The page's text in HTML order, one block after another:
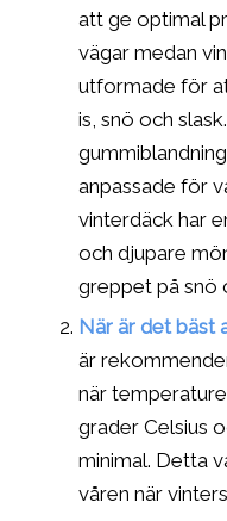
att ge optimal
vägar medan
utformade för
is, snö och
anpassade för
vinterdäck har
och djupare
greppet på snö
När är det bäst
är
när
grader Celsius
minimal. Detta
våren när